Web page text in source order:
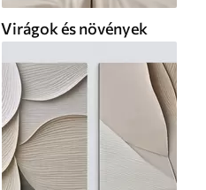
Virágok és növények